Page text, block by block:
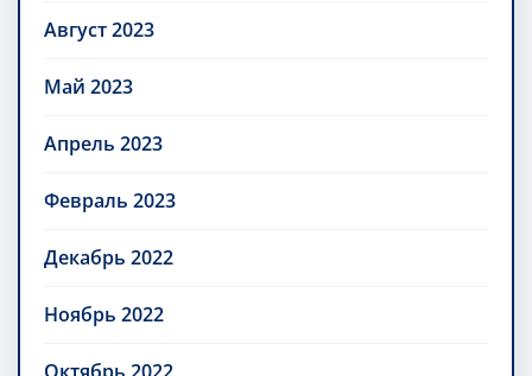
Август 2023
Май 2023
Апрель 2023
Февраль 2023
Декабрь 2022
Ноябрь 2022